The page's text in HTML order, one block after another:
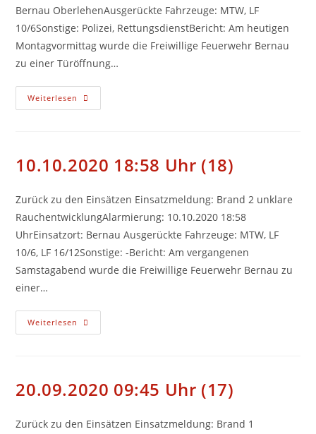
Bernau OberlehenAusgerückte Fahrzeuge: MTW, LF
10/6Sonstige: Polizei, RettungsdienstBericht: Am heutigen
Montagvormittag wurde die Freiwillige Feuerwehr Bernau
zu einer Türöffnung…
Weiterlesen 12.10.2020
09:41
10.10.2020 18:58 Uhr (18)
Zurück zu den Einsätzen Einsatzmeldung: Brand 2 unklare
RauchentwicklungAlarmierung: 10.10.2020 18:58
UhrEinsatzort: Bernau Ausgerückte Fahrzeuge: MTW, LF
10/6, LF 16/12Sonstige: -Bericht: Am vergangenen
Samstagabend wurde die Freiwillige Feuerwehr Bernau zu
einer…
Weiterlesen 10.10.2020
18:58
20.09.2020 09:45 Uhr (17)
Zurück zu den Einsätzen Einsatzmeldung: Brand 1